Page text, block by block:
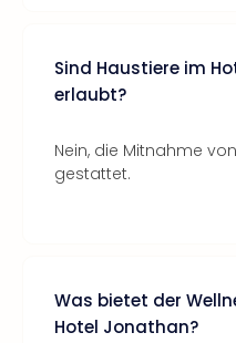
Sind Haustiere im
erlaubt?
Nein, die Mitnahme
gestattet.
Was bietet der
Hotel Jonathan?